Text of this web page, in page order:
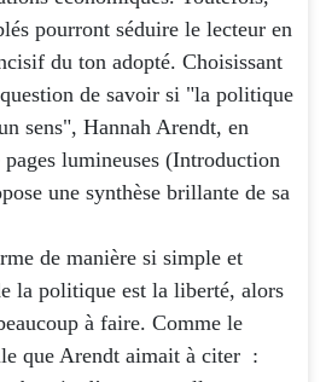
pourront séduire le lecteur en
du ton adopté. Choisissant
de savoir si "la politique
sens", Hannah Arendt, en
lumineuses (Introduction
une synthèse brillante de sa
de manière si simple et
la politique est la liberté, alors
à faire. Comme le
que Arendt aimait à citer :